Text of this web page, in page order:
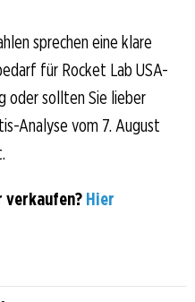
sprechen eine klare
für Rocket Lab USA-
oder sollten Sie lieber
Analyse vom 7. August
verkaufen? Hier